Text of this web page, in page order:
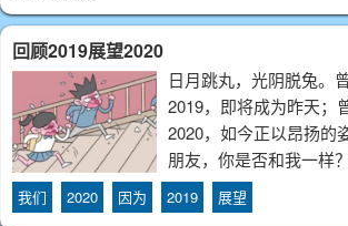
回顾2019展望2020
日月跳丸，光阴脱兔。
2019，即将成为昨天；
2020，如今正以昂扬的
朋友，你是否和我一样
快到让我们猝不及防。
窃喜我们生在中国这片
我们 2020 因为 2019 展望